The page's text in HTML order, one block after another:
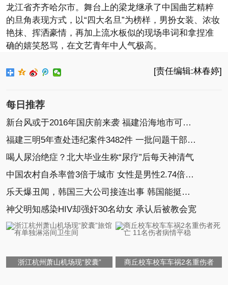
龙江省齐齐哈尔市。舞台上的梁龙继承了中国曲艺精粹
的旦角表现方式，以“四大名旦”为榜样，男扮女装、浓妆
艳抹、挥洒豪情，再加上流水板似的现场串词和拿捏准
确的嬉笑怒骂，在文艺青年中人气极高。
[责任编辑:林春婷]
每日推荐
新台风或于2016年国庆前来袭 福建沿海地市可能有
福建三明5年查处违纪案件3482件 一批问题干部落马
喝人尿治绝症？北大毕业生称“尿疗”后每天神清气
中国农村自杀率曾3倍于城市 女性是男性2.74倍(图)
乐天爆丑闻，韩国三大公司接连出事 韩国能挺住？
神父明知感染HIV却强奸30名幼女 承认后被教会宽
浙江杭州萧山机场现“胶囊” 商丘校车校车车祸2名重伤者